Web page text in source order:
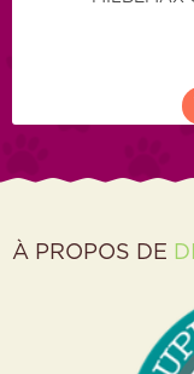
À PROPOS DE